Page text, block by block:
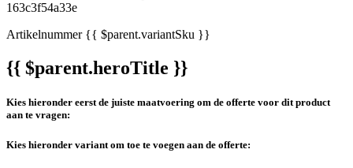
Artikelnummer{{ $parent.variantSku }}
{{ $parent.heroTitle }}
Kies hieronder eerst de juiste maatvoering om de offerte voor dit product
aan te vragen:
Kies hieronder variant om toe te voegen aan de offerte: